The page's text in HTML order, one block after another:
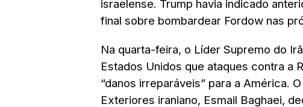
israelense. Trump havia indicado
final sobre bombardear Fordow nas
Na quarta-feira, o Líder Supremo do
Estados Unidos que ataques contra a
“danos irreparáveis” para a América.
Exteriores iraniano, Esmail Baghaei,